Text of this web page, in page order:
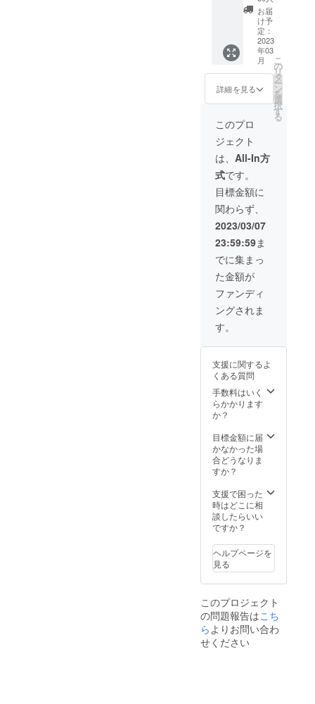
好きな
文字を
入れら
れま
す。 ※
数字・
アル
ファ
備考欄
札の色
と②彫
刻する
文字を
記載し
てくだ
さい。
キャン
プ場
5,000円
利用
券：金
額5,000
円 キャ
ンプ場
利用券
5,000円
＋シー
クレッ
トプレ
ゼント
（※プレ
ゼント
は受付
時フロ
ントに
てお渡
しいた
しま
す） ソ
ロキャ
ンプや
友人同
士での
ご来場
す。 ※
限：1年
間
お届
け予
定：
2023
年03
月
詳細を見る
こ
の
リ
タ
ー
ン
を
選
択
す
る
このプロ
ジェクト
は、 All-In方
式です。
目標金額に
関わらず、
2023/03/07
23:59:59ま
でに集まっ
た金額が
ファンディ
ングされま
す。
支援に関するよ
くある質問
手数料はいく
らかかります
か？
目標金額に届
かなかった場
合どうなりま
すか？
支援で困った
時はどこに相
談したらいい
ですか？
ヘルプページを
見る
このプロジェクト
の問題報告はこち
らよりお問い合わ
せください